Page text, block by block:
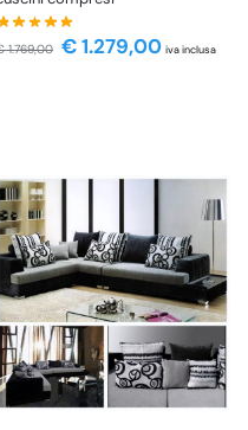
1.769,00 €1.279,00 iva inclusa